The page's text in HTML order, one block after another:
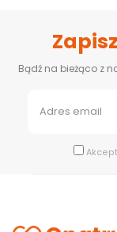
Bądź na bieżąco z